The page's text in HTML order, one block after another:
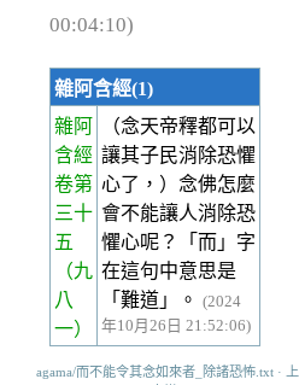
00:04:10)
雜阿含經(1)
雜阿
含經
卷第
三十
五
（九
八
一）
（念天帝釋都可以
讓其子民消除恐懼
心了，）念佛怎麼
會不能讓人消除恐
懼心呢？「而」字
在這句中意思是
「難道」。
(2024
年10月26日 21:52:06)
agama/而不能令其念如來者_除諸恐怖.txt · 上